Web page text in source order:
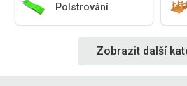
Polstrování
Zobrazit další